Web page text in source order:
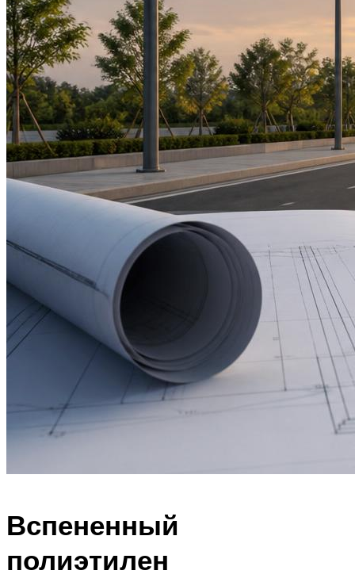
Вспененный
полиэтилен